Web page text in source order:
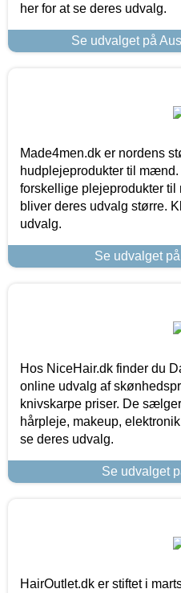
her for at se deres udvalg.
Se udvalget på
Made4men.dk er nordens
hudplejeprodukter til
forskellige plejeprodukter
bliver deres udvalg større.
udvalg.
Se udvalget
Hos NiceHair.dk finder du
online udvalg af
knivskarpe priser. De
hårpleje, makeup,
se deres udvalg.
Se udvalget
HairOutlet.dk er stiftet i